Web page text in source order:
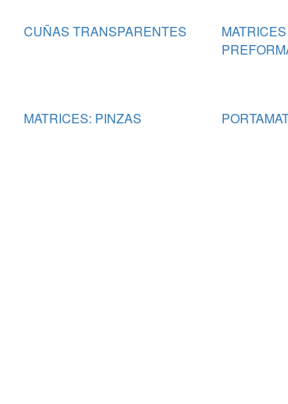
CUÑAS TRANSPARENTES
MATRICES: PINZAS